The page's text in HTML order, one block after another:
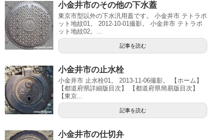
小金井市のその他の下水蓋
東京市型以外の下水汎用蓋です。 小金井市 テトラポ
ット地紋01。 2012-10-01撮影。 小金井市 テトラポ
ット地紋02。...
記事を読む
小金井市の止水栓
小金井市 止水栓01。 2013-11-06撮影。 【ホーム】
【都道府県詳細版目次】 【都道府県簡易版目次】
【東京...
記事を読む
小金井市の仕切弁